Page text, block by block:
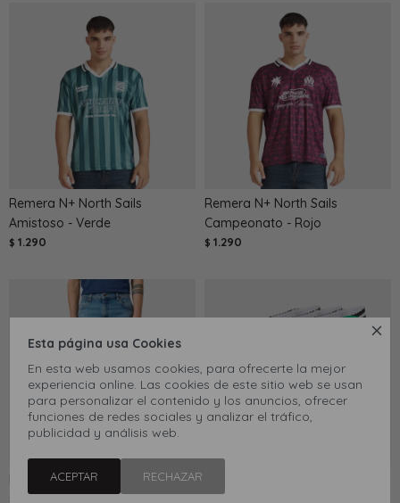

Esta página usa Cookies
En esta web usamos cookies, para ofrecerte la mejor
experiencia online. Las cookies de este sitio web se usan
para personalizar el contenido y los anuncios, ofrecer
funciones de redes sociales y analizar el tráfico,
publicidad y análisis web.
ACEPTAR RECHAZAR
Remera N+ North Sails
Amistoso - Verde
$ 1.290
Remera N+ North Sails
Campeonato - Rojo
$ 1.290
Pantalón Wrangler River - Azul
3.590
Rayas 3 Pares - Blanco